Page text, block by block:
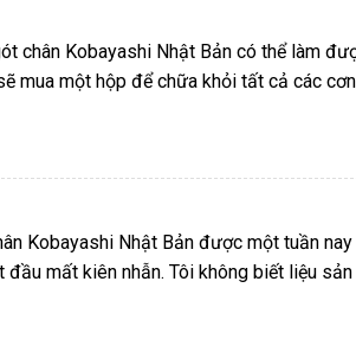
chân Kobayashi Nhật Bản có thể làm
mua một hộp để chữa khỏi tất cả các
Kobayashi Nhật Bản được một tuần
đầu mất kiên nhẫn. Tôi không biết liệu